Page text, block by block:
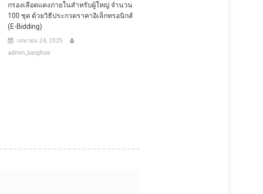
กรองเลือดแดงภายในสำหรับผู้ใหญ่ จำนวน
100 ชุด ด้วยวิธีประกวดราคาอิเล็กทรอนิกส์
(e-Bidding)
เมษายน 24, 2025
admin_banphue